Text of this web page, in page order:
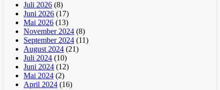
Juli 2026 (8)
Juni 2026 (17)
Mai 2026 (13)
November 2024 (8)
September 2024 (11)
August 2024 (21)
Juli 2024 (10)
Juni 2024 (12)
Mai 2024 (2)
April 2024 (16)